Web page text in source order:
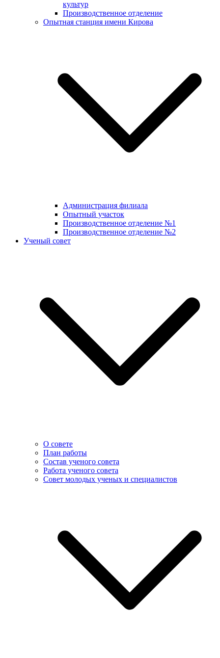
культур
Производственное отделение
Опытная станция имени Кирова
Администрация филиала
Опытный участок
Производственное отделение №1
Производственное отделение №2
Ученый совет
О совете
План работы
Состав ученого совета
Работа ученого совета
Совет молодых ученых и специалистов